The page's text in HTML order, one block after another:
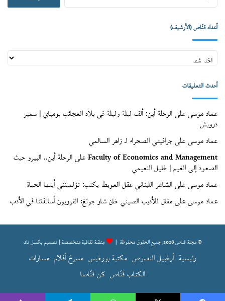
أعداد قنّاص (الأرشيف)
أعداد
قنّاص
أحدث التعليقات
عماد موسىعلىالرحلة أين: ألف ليلة وليلة في بلاد العجائب بومباي | سمير
درويش
عماد موسىعلىجرافيتي الصحراء لـ زاهر السالمي
Faculty of Economics and Managementعلىالرحلة أين.. البيرو حيث
الصعود إلى الغيم | خليل النعيمي
عماد موسىعلىالشاعر اللبناني عقل العويط يكتب: تؤلمينني أيتها الحياة
عماد موسىعلىمقال للأديب الصيني خان شاو جونغ: القرويون أساتذتنا في الأدب
© مجلة قناص 2026, جميع الحقوق محفوظة | مِنصّة ثقافية متخصصة | تصميمبكسل تك
رئيسية أرخبيل النصوص مكتبة بورخيس مسرحُ أفلام مسارات
الكتاب قنّاص كن قنّاصا